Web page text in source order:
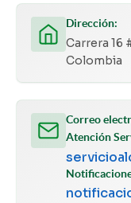
Dirección:
Carrera 16
Colombia
Correo
Atención